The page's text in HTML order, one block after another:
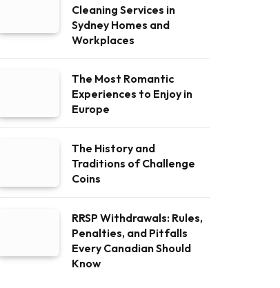
Cleaning Services in
Sydney Homes and
Workplaces
The Most Romantic
Experiences to Enjoy in
Europe
The History and
Traditions of Challenge
Coins
RRSP Withdrawals: Rules,
Penalties, and Pitfalls
Every Canadian Should
Know